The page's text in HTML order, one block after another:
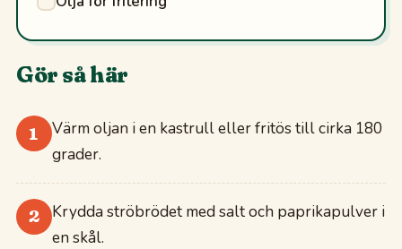
Gör så här
1
Värm oljan i en kastrull eller fritös till cirka 180
grader.
2
Krydda ströbrödet med salt och paprikapulver i
en skål.